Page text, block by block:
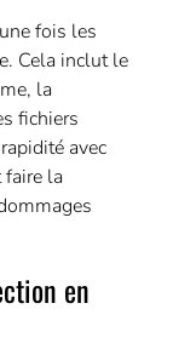
fois les
Cela inclut le
la
fichiers
avec
la
en